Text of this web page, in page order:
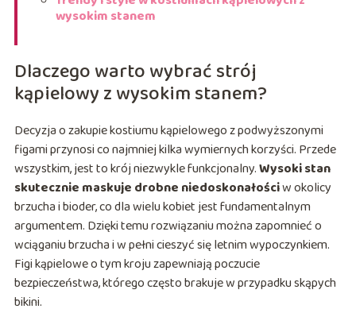
wysokim stanem
Dlaczego warto wybrać strój
kąpielowy z wysokim stanem?
Decyzja o zakupie kostiumu kąpielowego z podwyższonymi
figami przynosi co najmniej kilka wymiernych korzyści. Przede
wszystkim, jest to krój niezwykle funkcjonalny.Wysoki stan
skutecznie maskuje drobne niedoskonałościw okolicy
brzucha i bioder, co dla wielu kobiet jest fundamentalnym
argumentem. Dzięki temu rozwiązaniu można zapomnieć o
wciąganiu brzucha i w pełni cieszyć się letnim wypoczynkiem.
Figi kąpielowe o tym kroju zapewniają poczucie
bezpieczeństwa, którego często brakuje w przypadku skąpych
bikini.